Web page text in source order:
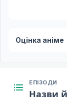
Оцінка аніме
ЕПІЗОДИ
Назви